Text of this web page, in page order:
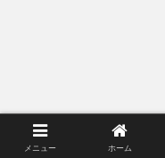
メニュー ホーム